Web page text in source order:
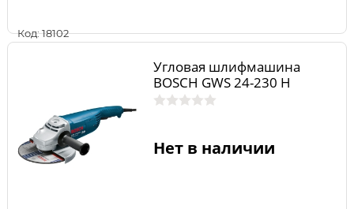
Код: 18102
Угловая шлифмашина
BOSCH GWS 24-230 H
Нет в наличии